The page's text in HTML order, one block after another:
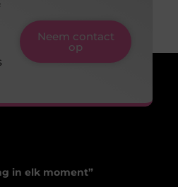
Neem contact
op
in elk moment”